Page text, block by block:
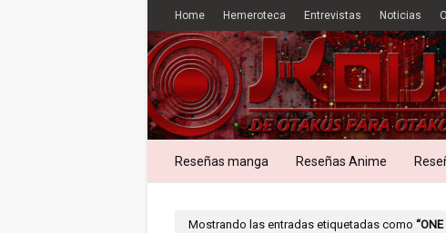
Home Hemeroteca Entrevistas Noticias
Reseñas manga Reseñas Anime
Mostrando las entradas etiquetadas como ONE